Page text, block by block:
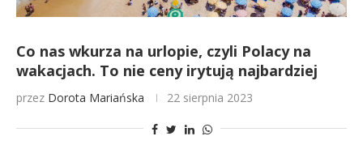
Co nas wkurza na urlopie, czyli Polacy na
wakacjach. To nie ceny irytują najbardziej
przez Dorota Mariańska 22 sierpnia 2023